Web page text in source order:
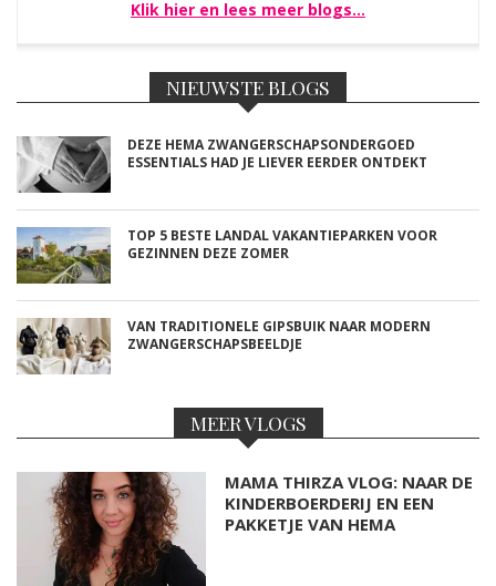
Klik hier en lees meer blogs…
NIEUWSTE BLOGS
DEZE HEMA ZWANGERSCHAPSONDERGOED
ESSENTIALS HAD JE LIEVER EERDER ONTDEKT
TOP 5 BESTE LANDAL VAKANTIEPARKEN VOOR
GEZINNEN DEZE ZOMER
VAN TRADITIONELE GIPSBUIK NAAR MODERN
ZWANGERSCHAPSBEELDJE
MEER VLOGS
MAMA THIRZA VLOG: NAAR DE
KINDERBOERDERIJ EN EEN
PAKKETJE VAN HEMA